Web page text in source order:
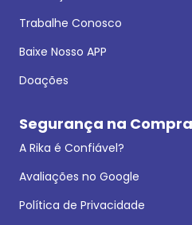
Trabalhe Conosco
Baixe Nosso APP
Doações
Segurança na Compra
A Rika é Confiável?
Avaliações no Google
Política de Privacidade